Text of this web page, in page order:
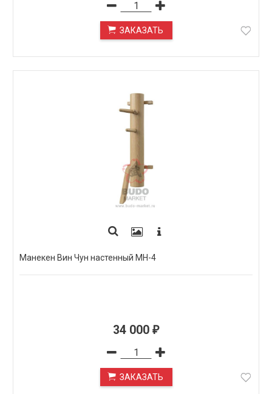
ЗАКАЗАТЬ
Манекен Вин Чун настенный МН-4
34 000 ₽
ЗАКАЗАТЬ